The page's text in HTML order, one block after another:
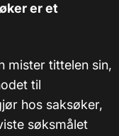
er et
mister tittelen sin,
til
hos saksøker,
søksmålet